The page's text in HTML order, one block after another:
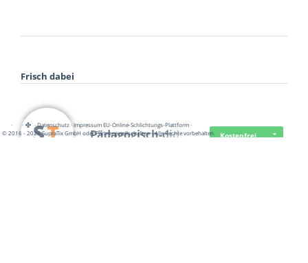
Frisch dabei
Pädagogisch-did… Kostenfrei
· · ·Datenschutz·Impressum EU-Online-Schlichtungs-Plattform·
© 2016 - 2026 SupraTix GmbH oder Partnergesellschaften - Alle Rechte vorbehalten.